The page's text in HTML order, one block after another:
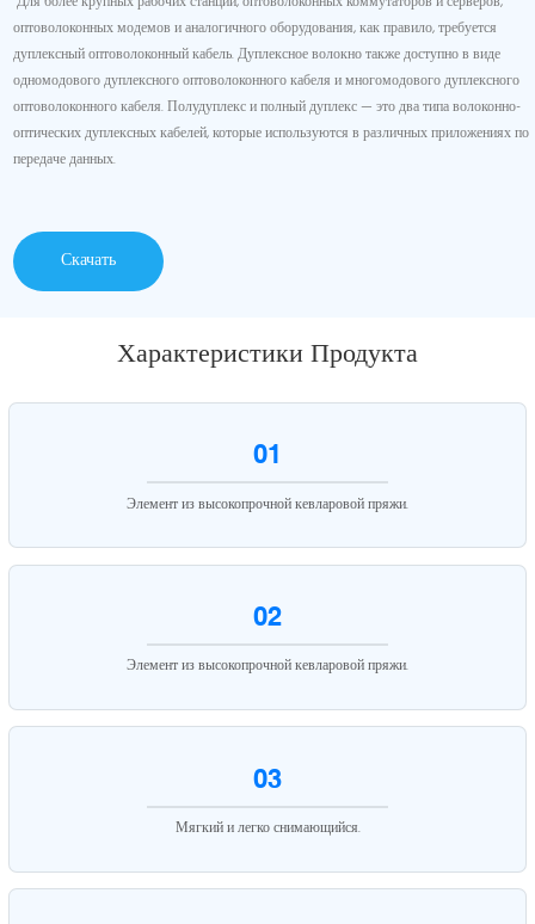
оптоволоконных модемов и аналогичного оборудования, как правило, требуется
дуплексный оптоволоконный кабель. Дуплексное волокно также доступно в виде
одномодового дуплексного оптоволоконного кабеля и многомодового дуплексного
оптоволоконного кабеля. Полудуплекс и полный дуплекс — это два типа волоконно-
оптических дуплексных кабелей, которые используются в различных приложениях по
передаче данных.
Скачать
Характеристики Продукта
01
Элемент из высокопрочной кевларовой пряжи.
02
Элемент из высокопрочной кевларовой пряжи.
03
Мягкий и легко снимающийся.